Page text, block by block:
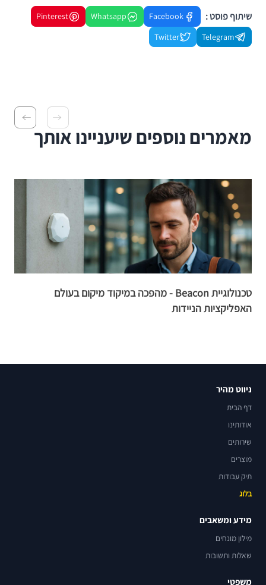
שיתוף פוסט : Facebook
Whatsapp
Pinterest
Telegram
Twitter
מאמרים נוספים שיעניינו אותך
טכנולוגיית Beacon - מהפכה במיקוד מיקום בעולם
האפליקציות הניידות
ניווט מהיר
דף הבית
אודותינו
שירותים
מוצרים
תיק עבודות
בלוג
מידע ומשאבים
מילון מונחים
שאלות ותשובות
משפטי